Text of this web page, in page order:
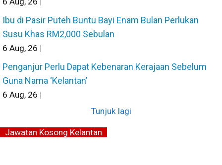
Ibu di Pasir Puteh Buntu Bayi Enam Bulan Perlukan
Susu Khas RM2,000 Sebulan
6 Aug, 26 |
Penganjur Perlu Dapat Kebenaran Kerajaan Sebelum
Guna Nama ‘Kelantan’
6 Aug, 26 |
Tunjuk lagi
Jawatan Kosong Kelantan